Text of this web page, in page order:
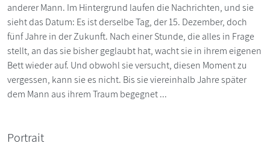
anderer Mann. Im Hintergrund laufen die Nachrichten, und sie
sieht das Datum: Es ist derselbe Tag, der 15. Dezember, doch
fünf Jahre in der Zukunft. Nach einer Stunde, die alles in Frage
stellt, an das sie bisher geglaubt hat, wacht sie in ihrem eigenen
Bett wieder auf. Und obwohl sie versucht, diesen Moment zu
vergessen, kann sie es nicht. Bis sie viereinhalb Jahre später
dem Mann aus ihrem Traum begegnet ...
Portrait